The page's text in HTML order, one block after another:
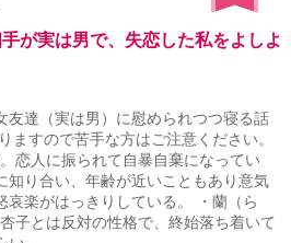
が実は男で、失恋した私をよしよ
友達（実は男）に慰められつつ寝る話
ますので苦手な方はご注意ください。
恋人に振られて自暴自棄になってい
知り合い、年齢が近いこともあり意気
哀楽がはっきりしている。 ・蘭（ら
とは反対の性格で、終始落ち着いて